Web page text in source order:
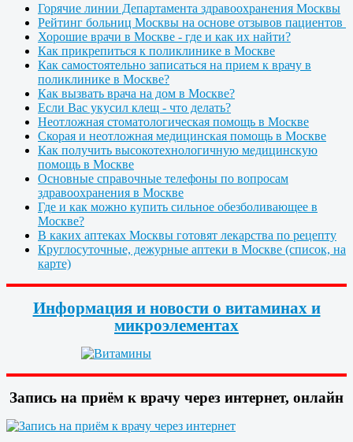
Горячие линии Департамента здравоохранения Москвы
Рейтинг больниц Москвы на основе отзывов пациентов
Хорошие врачи в Москве - где и как их найти?
Как прикрепиться к поликлинике в Москве
Как самостоятельно записаться на прием к врачу в
поликлинике в Москве?
Как вызвать врача на дом в Москве?
Если Вас укусил клещ - что делать?
Неотложная стоматологическая помощь в Москве
Скорая и неотложная медицинская помощь в Москве
Как получить высокотехнологичную медицинскую
помощь в Москве
Основные справочные телефоны по вопросам
здравоохранения в Москве
Где и как можно купить сильное обезболивающее в
Москве?
В каких аптеках Москвы готовят лекарства по рецепту
Круглосуточные, дежурные аптеки в Москве (список, на
карте)
Информация и новости о витаминах и
микроэлементах
Запись на приём к врачу через интернет, онлайн